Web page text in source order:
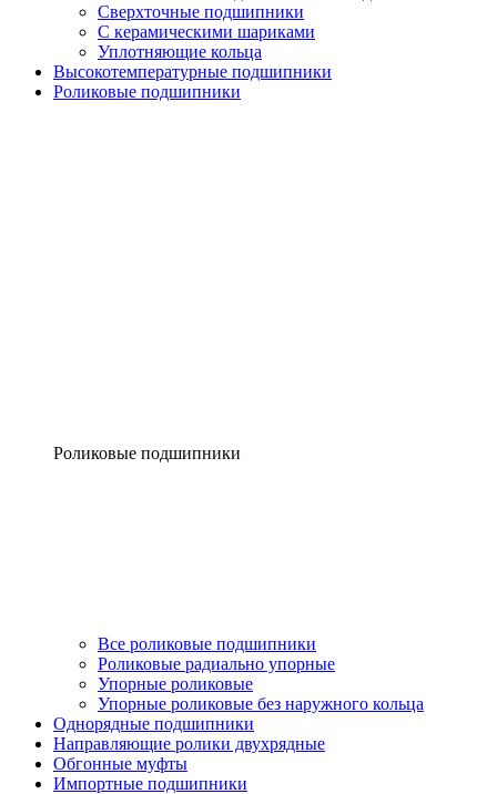
Сверхточные подшипники
С керамическими шариками
Уплотняющие кольца
Высокотемпературные подшипники
Роликовые подшипники
Роликовые подшипники
Все роликовые подшипники
Роликовые радиально упорные
Упорные роликовые
Упорные роликовые без наружного кольца
Однорядные подшипники
Направляющие ролики двухрядные
Обгонные муфты
Импортные подшипники